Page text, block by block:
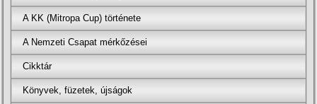
A KK (Mitropa Cup) története
A Nemzeti Csapat mérkőzései
Cikktár
Könyvek, füzetek, újságok